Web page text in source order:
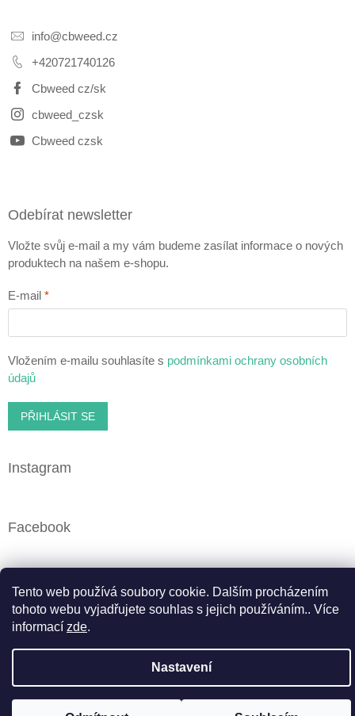
Tento web používá soubory cookie. Dalším procházením
tohoto webu vyjadřujete souhlas s jejich používáním.. Více
informací zde.
Nastavení
info@cbweed.cz
+420721740126
Cbweed cz/sk
cbweed_czsk
Cbweed czsk
Odebírat newsletter
Vložte svůj e-mail a my vám budeme zasílat informace o nových
produktech na našem e-shopu.
E-mail
Vložením e-mailu souhlasíte s podmínkami ochrany osobních
údajů
PŘIHLÁSIT SE
Instagram
Facebook
Vytvořil Shoptet
Upravit nastavení cookies